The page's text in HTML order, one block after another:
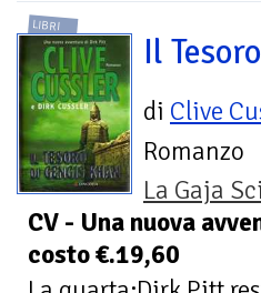
LIBRI
Il
di Clive
Romanzo
La Gaja
CV - Una nuova
costo €.19,60